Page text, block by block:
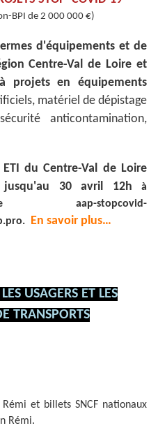
BPI de 2 000 000 €)
d'équipements et de
Centre-Val de Loire et
projets en équipements
matériel de dépistage
anticontamination,
ETI du Centre-Val de Loire
jusqu'au 30 avril 12h à
aap-stopcovid-
En savoir plus…
USAGERS ET LES
TRANSPORTS
et billets SNCF nationaux
Rémi.